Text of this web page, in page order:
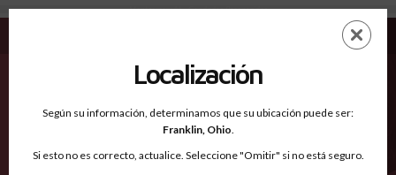
Montgomery AL - Condados Reconocidos
EN
Condados Reconocidos
2600
Localización
Según su información, determinamos que su ubicación puede ser:
Franklin, Ohio.
Si esto no es correcto, actualice. Seleccione "Omitir" si no está seguro.